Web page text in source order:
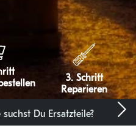
3. Schritt
Reparieren
Du Ersatzteile?